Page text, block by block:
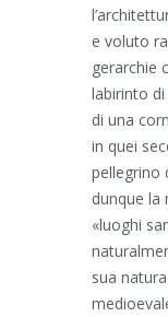
e voluto
gerarchie
labirinto di
di una
in quei
pellegrino
dunque la
«luoghi
sua